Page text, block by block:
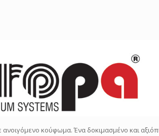
ανοιγόμενο κούφωμα. Ένα δοκιμασμένο και